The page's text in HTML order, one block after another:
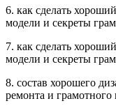
6. как сделать
модели и секреты
7. как сделать
модели и секреты
8. состав хорошего
ремонта и грамотного